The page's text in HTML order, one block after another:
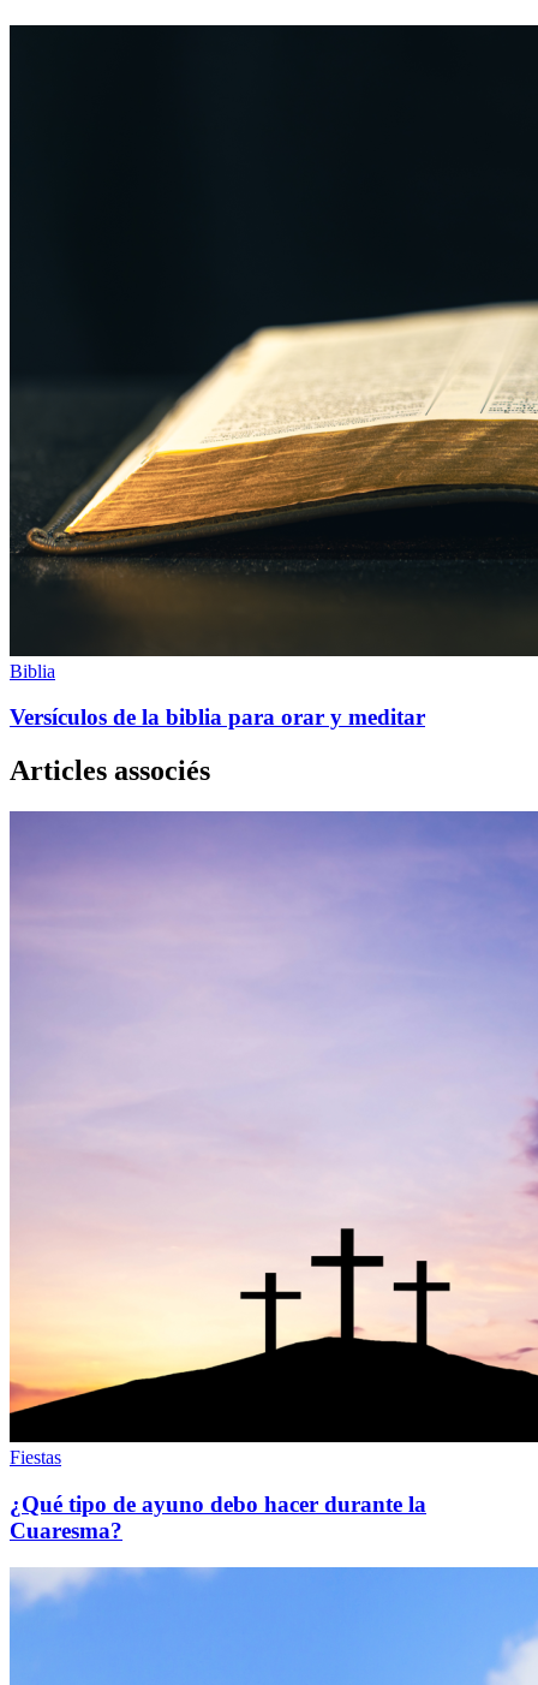
Biblia
Versículos de la biblia para orar y meditar
Articles associés
Fiestas
¿Qué tipo de ayuno debo hacer durante la
Cuaresma?